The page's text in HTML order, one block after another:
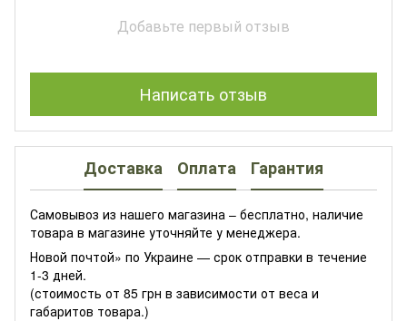
Добавьте первый отзыв
Написать отзыв
Доставка Оплата Гарантия
Самовывоз из нашего магазина – бесплатно, наличие
товара в магазине уточняйте у менеджера.
Новой почтой» по Украине — срок отправки в течение
1-3 дней.
(стоимость от 85 грн в зависимости от веса и
габаритов товара.)